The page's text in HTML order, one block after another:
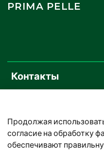
Контакты
Покупателям
PRIMA PELLE
Продолжая
согласие на обработку
обеспечивают